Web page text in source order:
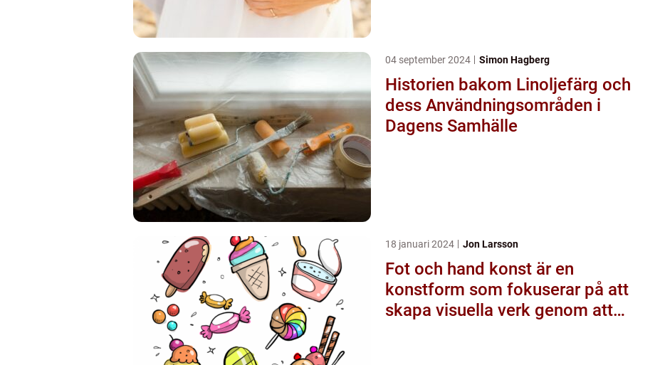
04 september 2024 Simon Hagberg
Historien bakom Linoljefärg och
dess Användningsområden i
Dagens Samhälle
18 januari 2024 Jon Larsson
Fot och hand konst är en
konstform som fokuserar på att
skapa visuella verk genom att